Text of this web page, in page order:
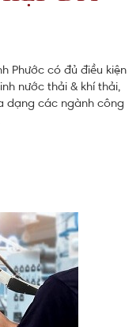
Phước có đủ điều kiện
nước thải & khí thải,
dạng các ngành công